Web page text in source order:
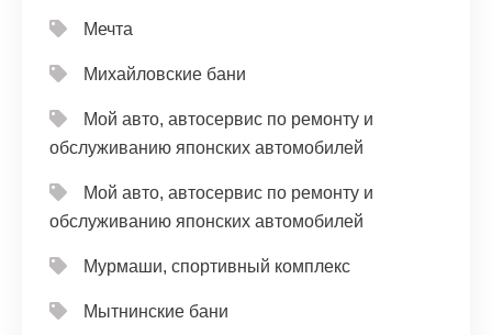
Мечта
Михайловские бани
Мой авто, автосервис по ремонту и
обслуживанию японских автомобилей
Мой авто, автосервис по ремонту и
обслуживанию японских автомобилей
Мурмаши, спортивный комплекс
Мытнинские бани